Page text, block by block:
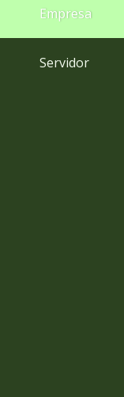
Empresa
Servidor